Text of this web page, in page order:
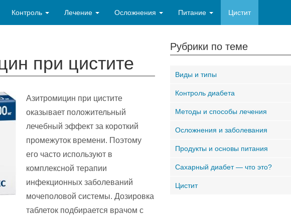
Контроль Лечение Осложнения Питание Цистит
при цистите
Азитромицин при цистите
оказывает положительный
лечебный эффект за короткий
промежуток времени. Поэтому
его часто используют в
комплексной терапии
инфекционных заболеваний
мочеполовой системы. Дозировка
таблеток подбирается врачом с
Рубрики по теме
Виды и типы
Контроль диабета
Методы и способы лечения
Осложнения и заболевания
Продукты и основы питания
Сахарный диабет — что это?
Цистит